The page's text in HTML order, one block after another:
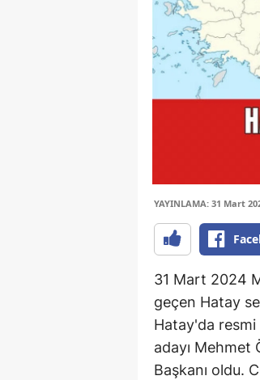
YAYINLAMA: 31 Mart
31 Mart 2024
geçen Hatay
Hatay'da
adayı
Başkanı oldu.